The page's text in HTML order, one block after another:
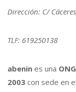
Dirección: C/
TLF:
abenin es una
2003 con sede en